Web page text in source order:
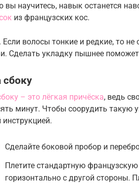
вы научитесь, навык останется
из французских кос.
Если волосы тонкие и редкие, то
Сделать укладку пышнее поможет
сбоку
– это лёгкая причёска, ведь
минут. Чтобы соорудить такую
Сделайте боковой пробор и
Плетите стандартную
горизонтально с другой стороны.